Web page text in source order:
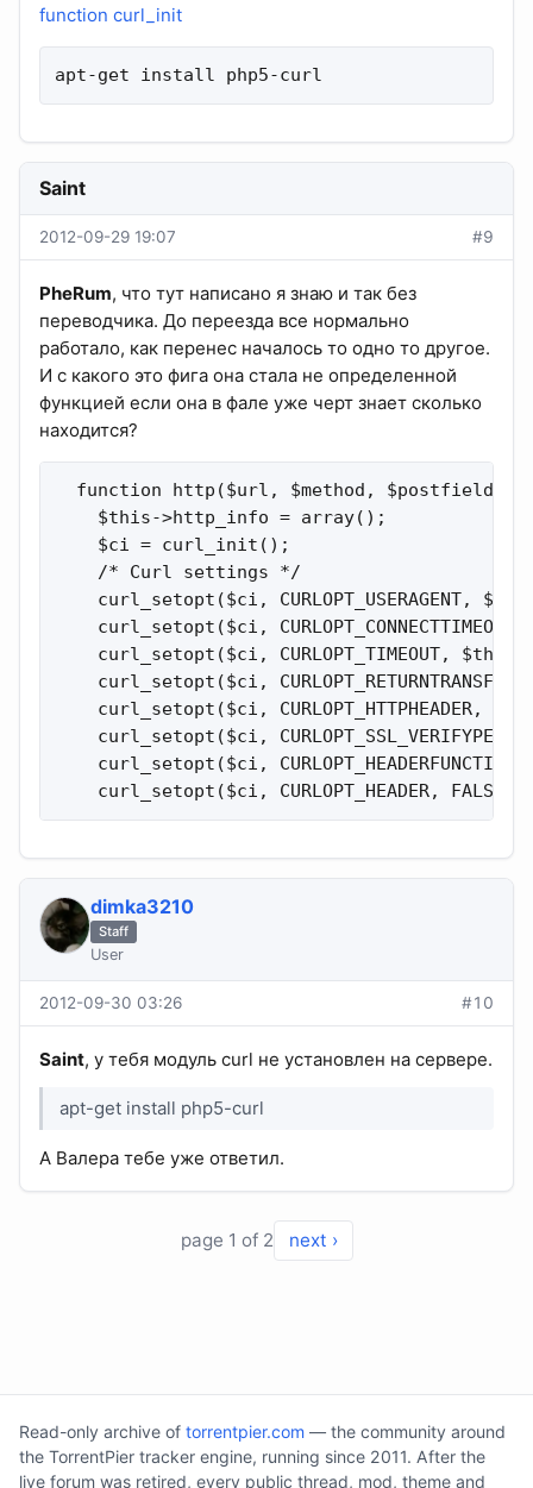
function curl_init
apt-get install php5-curl
Saint
2012-09-29 19:07 #9
PheRum, что тут написано я знаю и так без
переводчика. До переезда все нормально
работало, как перенес началось то одно то другое.
И с какого это фига она стала не определенной
функцией если она в фале уже черт знает сколько
находится?
function http($url, $method, $postfields =
    $this->http_info = array();
    $ci = curl_init();
    /* Curl settings */
curl_setopt($ci, CURLOPT_USERAGENT,
curl_setopt($ci,
curl_setopt($ci, CURLOPT_TIMEOUT, $this-
curl_setopt($ci, CURLOPT_RETURNTRANSFER,
curl_setopt($ci, CURLOPT_HTTPHEADER,
curl_setopt($ci,
curl_setopt($ci,
    curl_setopt($ci, CURLOPT_HEADER, FALSE);
dimka3210
Staff
User
2012-09-30 03:26 #10
Saint, у тебя модуль curl не установлен на сервере.
apt-get install php5-curl
А Валера тебе уже ответил.
page 1 of 2 next ›
Read-only archive of torrentpier.com — the community around
the TorrentPier tracker engine, running since 2011. After the
live forum was retired, every public thread, mod, theme and